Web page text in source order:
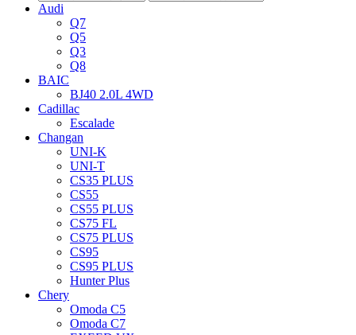
Audi
Q7
Q5
Q3
Q8
BAIC
BJ40 2.0L 4WD
Cadillac
Escalade
Changan
UNI-K
UNI-T
CS35 PLUS
CS55
CS55 PLUS
CS75 FL
CS75 PLUS
CS95
CS95 PLUS
Hunter Plus
Chery
Omoda C5
Omoda C7